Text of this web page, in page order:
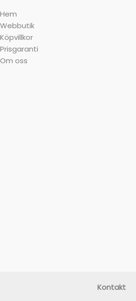
Hem
Webbutik
Köpvillkor
Prisgaranti
Om oss
Kontakt